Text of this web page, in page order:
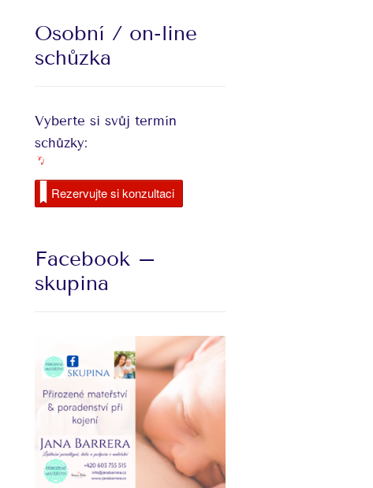
Osobní / on-line
schůzka
Vyberte si svůj termín
schůzky:
Rezervujte si konzultaci
Facebook –
skupina